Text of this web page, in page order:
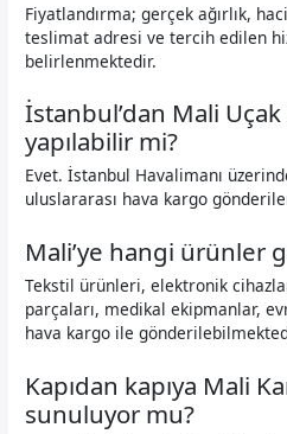
Fiyatlandırma; gerçek ağırlık,
teslimat adresi ve tercih edilen
belirlenmektedir.
İstanbul’dan Mali
yapılabilir mi?
Evet. İstanbul Havalimanı
uluslararası hava kargo
Mali’ye hangi ürünler
Tekstil ürünleri, elektronik
parçaları, medikal ekipmanlar,
hava kargo ile
Kapıdan kapıya Mali
sunuluyor mu?